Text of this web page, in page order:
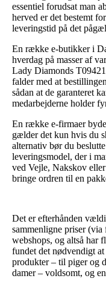
essentiel forudsat man
herved er det bestemt
leveringstid på det
En række e-butikker i
hverdag på masser af
Lady Diamonds
falder med at
sådan at de garanteret
medarbejderne holder
En række e-firmaer
gælder det kun hvis du
alternativ bør du
leveringsmodel, der i
ved Vejle, Nakskov
bringe ordren til en
Det er efterhånden
sammenligne priser
webshops, og altså har
fundet det nødvendigt
produkter – til piger og
damer – voldsomt, og